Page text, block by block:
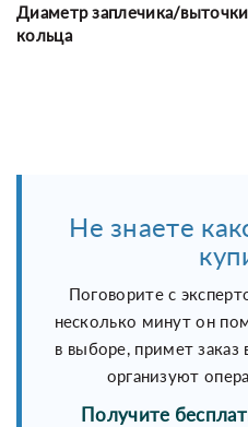
Диаметр заплечика/
кольца
Не знаете
Поговорите с
несколько минут он
в выборе, примет
организуют
Получите